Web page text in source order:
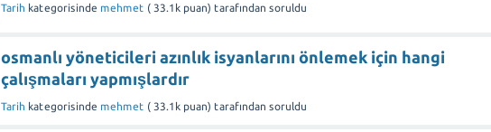
Tarih kategorisinde mehmet ( 33.1k puan) tarafından soruldu
osmanlı yöneticileri azınlık isyanlarını önlemek için hangi
çalışmaları yapmışlardır
Tarih kategorisinde mehmet ( 33.1k puan) tarafından soruldu